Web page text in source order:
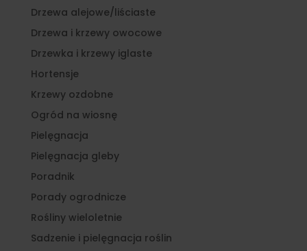
Drzewa alejowe/liściaste
Drzewa i krzewy owocowe
Drzewka i krzewy iglaste
Hortensje
Krzewy ozdobne
Ogród na wiosnę
Pielęgnacja
Pielęgnacja gleby
Poradnik
Porady ogrodnicze
Rośliny wieloletnie
Sadzenie i pielęgnacja roślin